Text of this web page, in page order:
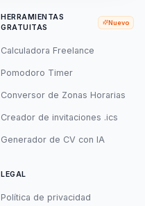
HERRAMIENTAS
GRATUITAS
Nuevo
Calculadora Freelance
Pomodoro Timer
Conversor de Zonas Horarias
Creador de invitaciones .ics
Generador de CV con IA
LEGAL
Política de privacidad